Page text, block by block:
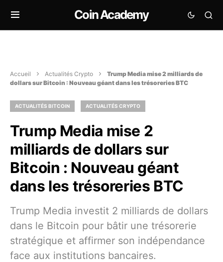
Coin Academy
Accueil Actualités Crypto
Trump Media mise 2 milliards de
dollars sur Bitcoin : Nouveau géant dans les trésoreries BTC
ACTUALITÉS BITCOIN ACTUALITÉS CRYPTO
Trump Media mise 2
milliards de dollars sur
Bitcoin : Nouveau géant
dans les trésoreries BTC
Trump Media investit 2 milliards de dollars
dans le Bitcoin pour bâtir une trésorerie
stratégique et affirmer son indépendance
face aux institutions bancaires.